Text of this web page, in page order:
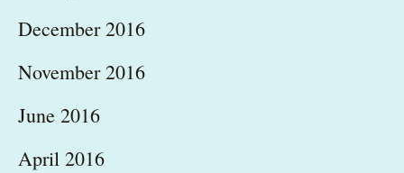
December 2016
November 2016
June 2016
April 2016